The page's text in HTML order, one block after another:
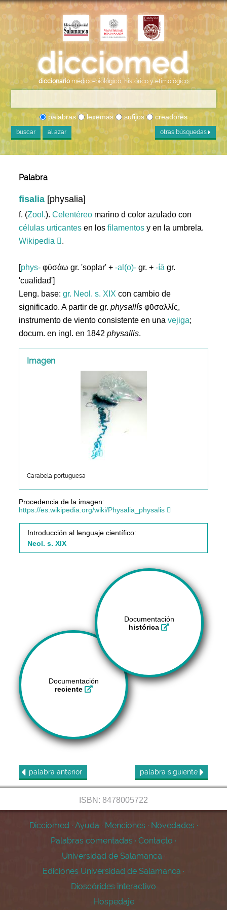
diccionario médico-biológico, histórico y etimológico
palabras lexemas sufijos creadores
buscar al azar otras búsquedas
Palabra
fisalia [physalia]
f. (Zool.).Celentéreo marino d color azulado con
células urticantes en losfilamentos y en la umbrela.
Wikipedia
.
[phys- φῡσάω gr. 'soplar' +-al(o)- gr. +-íā gr.
'cualidad']
Leng. base:gr. Neol. s. XIX con cambio de
significado. A partir de gr.physallís φῡσαλλίς,
instrumento de viento consistente en unavejiga;
docum. en ingl. en 1842physallis.
Imagen
Carabela portuguesa
Procedencia de la imagen:
https://es.wikipedia.org/wiki/Physalia_physalis
Introducción al lenguaje científico:
Neol. s. XIX
Documentación
histórica
Documentación
reciente
palabra anterior palabra siguiente
ISBN: 8478005722
Dicciomed · Ayuda · Menciones · Novedades ·
Palabras comentadas · Contacto ·
Universidad de Salamanca ·
Ediciones Universidad de Salamanca ·
Dioscórides interactivo
Hospedaje